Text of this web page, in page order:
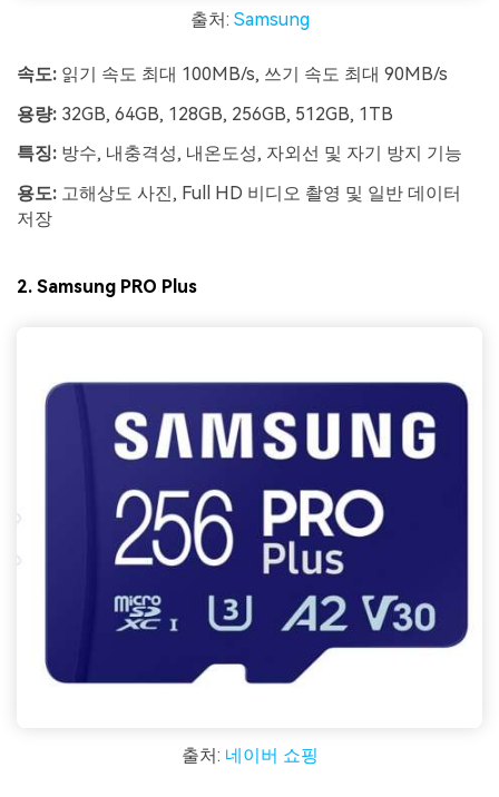
출처: Samsung
속도: 읽기 속도 최대 100MB/s, 쓰기 속도 최대 90MB/s
용량: 32GB, 64GB, 128GB, 256GB, 512GB, 1TB
특징: 방수, 내충격성, 내온도성, 자외선 및 자기 방지 기능
용도: 고해상도 사진, Full HD 비디오 촬영 및 일반 데이터
저장
2. Samsung PRO Plus
출처: 네이버 쇼핑